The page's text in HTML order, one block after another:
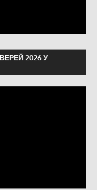
2026 У